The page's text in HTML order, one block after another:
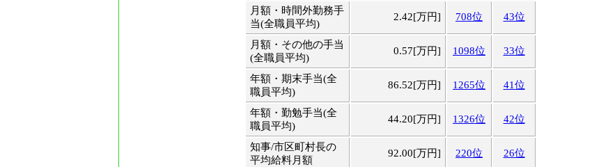
月額・時間外勤務手
当(全職員平均)
2.42[万円] 708位 43位
月額・その他の手当
(全職員平均)
0.57[万円] 1098位 33位
年額・期末手当(全
職員平均)
86.52[万円] 1265位 41位
年額・勤勉手当(全
職員平均)
44.20[万円] 1326位 42位
知事/市区町村長の
平均給料月額
92.00[万円] 220位 26位